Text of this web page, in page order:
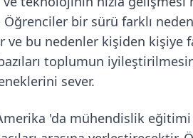
bir sürü farklı
bu nedenler kişiden kişiye
toplumun
sever.
'da mühendislik eğitimi